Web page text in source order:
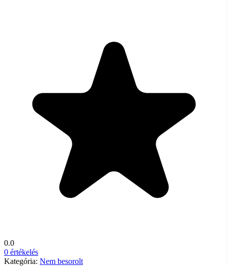
0.0
0 értékelés
Kategória: Nem besorolt